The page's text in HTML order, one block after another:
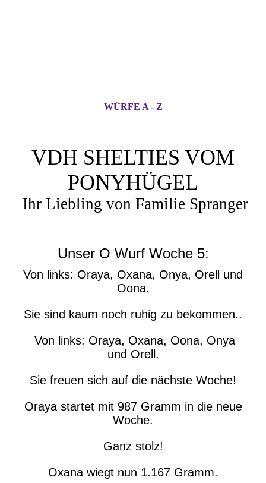
WÜRFE A - Z
VDH SHELTIES VOM
PONYHÜGEL
Ihr Liebling von Familie Spranger
Unser O Wurf Woche 5:
Von links: Oraya, Oxana, Onya, Orell und
Oona.
Sie sind kaum noch ruhig zu bekommen..
Von links: Oraya, Oxana, Oona, Onya
und Orell.
Sie freuen sich auf die nächste Woche!
Oraya startet mit 987 Gramm in die neue
Woche.
Ganz stolz!
Oxana wiegt nun 1.167 Gramm.